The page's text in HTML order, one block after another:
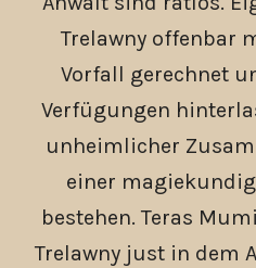
Trelawny offenbar
Vorfall gerechnet
Verfügungen
unheimlicher
einer
bestehen. Teras
Trelawny just in dem